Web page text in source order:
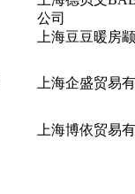
公司
上海豆豆暖房
上海企盛贸易
上海博依贸易